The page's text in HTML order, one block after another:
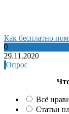
Как бесплатно
0
29.11.2020
Опрос
Всё
Статьи